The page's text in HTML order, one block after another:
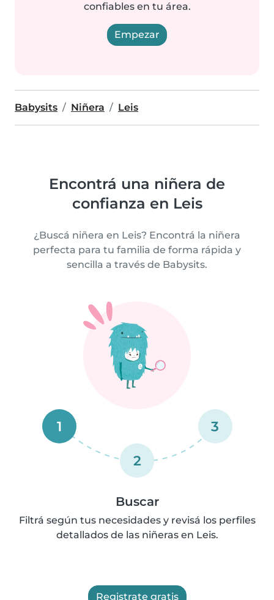
confiables en tu área.
Empezar
Babysits Niñera Leis
Encontrá una niñera de
confianza en Leis
¿Buscá niñera en Leis? Encontrá la niñera
perfecta para tu familia de forma rápida y
sencilla a través de Babysits.
1
2
3
Buscar
Filtrá según tus necesidades y revisá los perfiles
detallados de las niñeras en Leis.
Registrate gratis